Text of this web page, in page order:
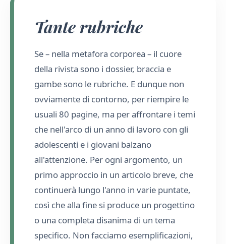
Tante rubriche
Se – nella metafora corporea – il cuore
della rivista sono i dossier, braccia e
gambe sono le rubriche. E dunque non
ovviamente di contorno, per riempire le
usuali 80 pagine, ma per affrontare i temi
che nell'arco di un anno di lavoro con gli
adolescenti e i giovani balzano
all'attenzione. Per ogni argomento, un
primo approccio in un articolo breve, che
continuerà lungo l'anno in varie puntate,
così che alla fine si produce un progettino
o una completa disanima di un tema
specifico. Non facciamo esemplificazioni,